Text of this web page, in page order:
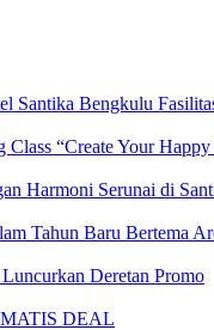
Santika Bengkulu
“Create Your
Harmoni Serunai di
Tahun Baru Bertema
Deretan Promo
DEAL